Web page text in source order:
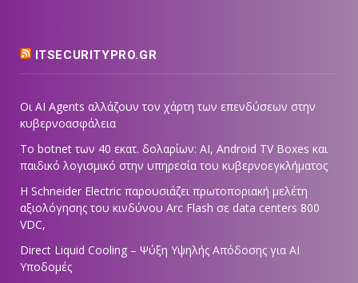
ITSECURITYPRO.GR
Οι AI Agents αλλάζουν τον χάρτη των επενδύσεων στην
κυβερνοασφάλεια
Το botnet των 40 εκατ. δολαρίων: AI, Android TV Boxes και
παιδικό λογισμικό στην υπηρεσία του κυβερνοεγκλήματος
Η Schneider Electric παρουσιάζει πρωτοποριακή μελέτη
αξιολόγησης του κινδύνου Arc Flash σε data centers 800
VDC,
Direct Liquid Cooling – Ψύξη Υψηλής Απόδοσης για AI
Υποδομές